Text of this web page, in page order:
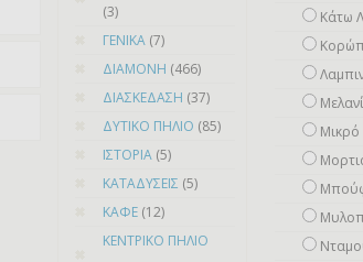
(3)
ΓΕΝΙΚΑ (7)
ΔΙΑΜΟΝΗ (466)
ΔΙΑΣΚΕΔΑΣΗ (37)
ΔΥΤΙΚΟ ΠΗΛΙΟ (85)
ΙΣΤΟΡΙΑ (5)
ΚΑΤΑΔΥΣΕΙΣ (5)
ΚΑΦΕ (12)
ΚΕΝΤΡΙΚΟ ΠΗΛΙΟ
Κάτω
Μελανί
Μικρό